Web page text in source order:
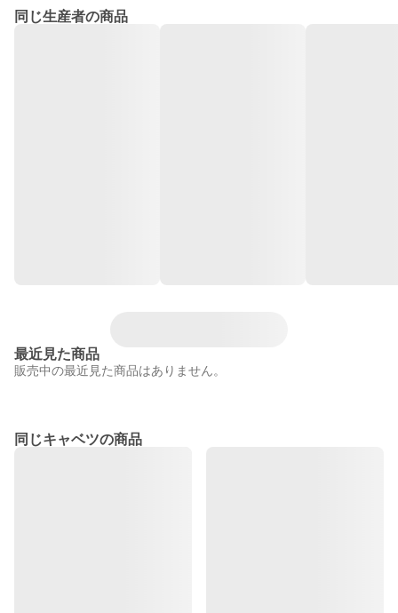
同じ生産者の商品
最近見た商品
販売中の最近見た商品はありません。
同じキャベツの商品